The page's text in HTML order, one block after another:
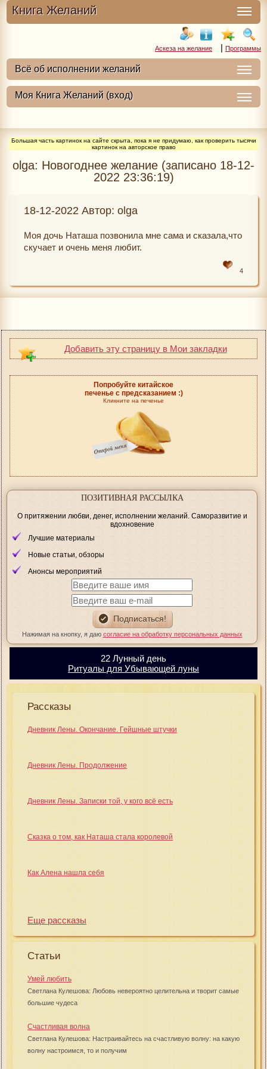
Книга Желаний
Аскеза на желание | Программы
Большая часть картинок на сайте скрыта, пока я не придумаю, как проверить тысячи
картинок на авторское право
olga: Новогоднее желание (записано 18-12-
2022 23:36:19)
18-12-2022 Автор: olga
Моя дочь Наташа позвонила мне сама и сказала,что
скучает и очень меня любит.
4
Добавить эту страницу в Мои закладки
Попробуйте китайское
печенье с предсказанием :)
Кликните на печенье
ПОЗИТИВНАЯ РАССЫЛКА
О притяжении любви, денег, исполнении желаний. Саморазвитие и
вдохновение
Лучшие материалы
Новые статьи, обзоры
Анонсы мероприятий
Нажимая на кнопку, я даю согласие на обработку персональных данных
22 Лунный день
Ритуалы для Убывающей луны
Рассказы
Дневник Лены. Окончание. Гейшные штучки
Дневник Лены. Продолжение
Дневник Лены. Записки той, у кого всё есть
Сказка о том, как Наташа стала королевой
Как Алена нашла себя
Еще рассказы
Статьи
Умей любить
Светлана Кулешова: Любовь невероятно целительна и творит самые
большие чудеса
Счастливая волна
Светлана Кулешова: Настраивайтесь на счастливую волну: на какую
волну настроимся, то и получим